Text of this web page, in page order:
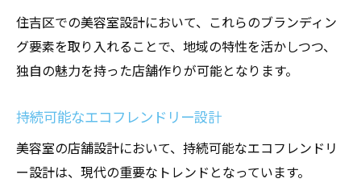
住吉区での美容室設計において、これらのブランディン
グ要素を取り入れることで、地域の特性を活かしつつ、
独自の魅力を持った店舗作りが可能となります。
持続可能なエコフレンドリー設計
美容室の店舗設計において、持続可能なエコフレンドリ
ー設計は、現代の重要なトレンドとなっています。